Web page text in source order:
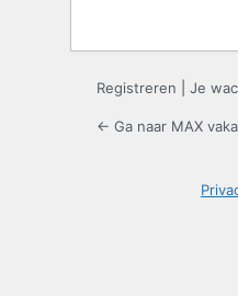
Registreren Je
← Ga naar MAX